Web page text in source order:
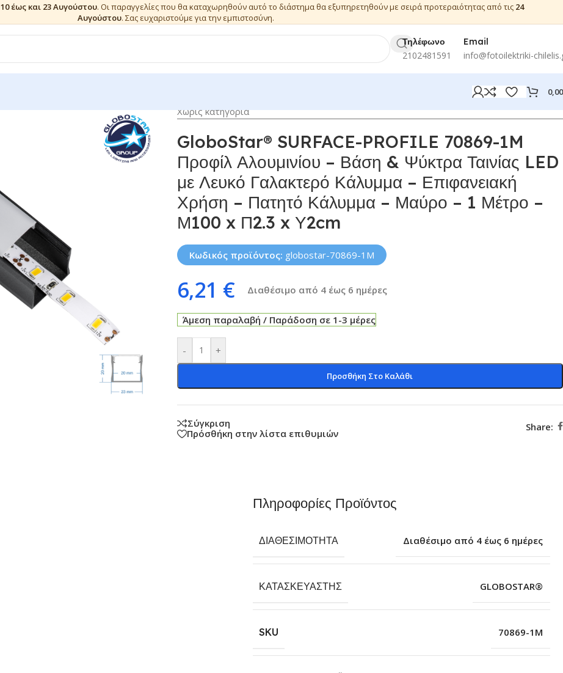
10 έως και 23 Αυγούστου. Οι παραγγελίες που θα καταχωρηθούν αυτό το διάστημα θα εξυπηρετηθούν με σειρά προτεραιότητας από τις 24
Αυγούστου. Σας ευχαριστούμε για την εμπιστοσύνη.
Τηλέφωνο
2102481591
Email
info@fotoilektriki-
Χωρίς κατηγορία
GloboStar® SURFACE-PROFILE 70869-1M
Προφίλ Αλουμινίου – Βάση & Ψύκτρα Ταινίας LED
με Λευκό Γαλακτερό Κάλυμμα – Επιφανειακή
Χρήση – Πατητό Κάλυμμα – Μαύρο – 1 Μέτρο –
Μ100 x Π2.3 x Υ2cm
Κωδικός προϊόντος: globostar-70869-1M
6,21 € Διαθέσιμο από 4 έως 6 ημέρες
Άμεση παραλαβή / Παράδοση σε 1-3 μέρες
- +
Προσθήκη Στο Καλάθι
Σύγκριση
Πρόσθήκη στην λίστα επιθυμιών
Share:
Πληροφορίες Προϊόντος
ΔΙΑΘΕΣΙΜΌΤΗΤΑ Διαθέσιμο από 4 έως 6 ημέρες
ΚΑΤΑΣΚΕΥΑΣΤΉΣ GLOBOSTAR®
SKU 70869-1M